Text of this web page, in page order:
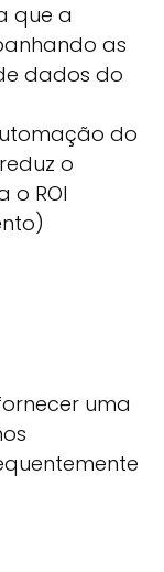
que a
as
dados do
do
o
o ROI
uma